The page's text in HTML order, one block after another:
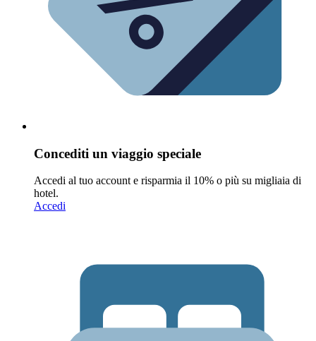
Concediti un viaggio speciale
Accedi al tuo account e risparmia il 10% o più su migliaia di
hotel.
Accedi